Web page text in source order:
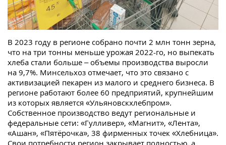
В 2023 году в регионе собрано почти 2 млн тонн зерна,
что на три тонны меньше урожая 2022-го, но выпекать
хлеба стали больше – объемы производства выросли
на 9,7%. Минсельхоз отмечает, что это связано с
активизацией пекарен из малого и среднего бизнеса. В
регионе работают более 60 предприятий, крупнейшим
из которых является «Ульяновскхлебпром».
Собственное производство ведут региональные и
федеральные сети: «Гулливер», «Магнит», «Лента»,
«Ашан», «Пятёрочка», 38 фирменных точек «Хлебница».
Свои потребности регион закрывает полностью, а